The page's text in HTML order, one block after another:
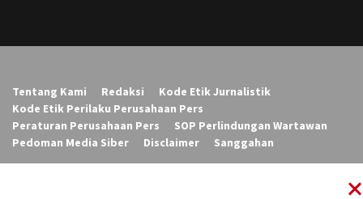
Tentang Kami Redaksi
Kode Etik Jurnalistik
Kode Etik Perilaku Perusahaan Pers
Peraturan Perusahaan Pers
SOP Perlindungan Wartawan
Pedoman Media Siber
Disclaimer Sanggahan